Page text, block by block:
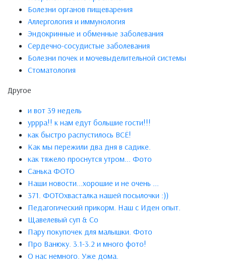
Болезни органов пищеварения
Аллергология и иммунология
Эндокринные и обменные заболевания
Сердечно-сосудистые заболевания
Болезни почек и мочевыделительной системы
Стоматология
Другое
и вот 39 недель
уррра!! к нам едут большие гости!!!
как быстро распустилось ВСЁ!
Как мы пережили два дня в садике.
как тяжело проснутся утром... Фото
Санька ФОТО
Наши новости...хорошие и не очень ...
371. ФОТОхвасталка нашей посылочки :))
Педагогический прикорм. Наш с Иден опыт.
Щавелевый суп & Co
Пару покупочек для малышки. Фото
Про Ванюку. 3.1-3.2 и много фото!
О нас немного. Уже дома.